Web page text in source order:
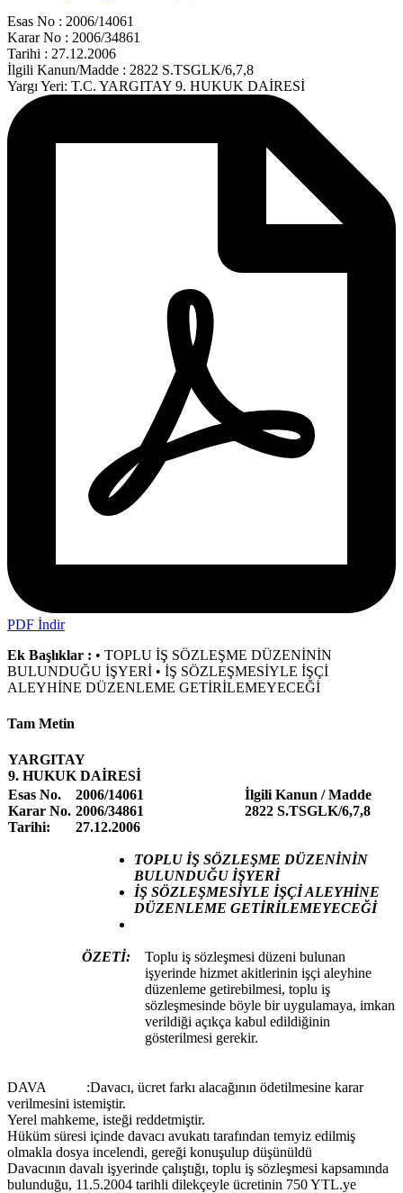
Esas No : 2006/14061
Karar No : 2006/34861
Tarihi : 27.12.2006
İlgili Kanun/Madde : 2822 S.TSGLK/6,7,8
Yargı Yeri: T.C. YARGITAY 9. HUKUK DAİRESİ
PDF İndir
Ek Başlıklar : • TOPLU İŞ SÖZLEŞME DÜZENİNİN
BULUNDUĞU İŞYERİ • İŞ SÖZLEŞMESİYLE İŞÇİ
ALEYHİNE DÜZENLEME GETİRİLEMEYECEĞİ
Tam Metin
YARGITAY
9. HUKUK DAİRESİ
Esas No.
Karar No.
Tarihi:
2006/14061
2006/34861
27.12.2006
İlgili Kanun / Madde
2822 S.TSGLK/6,7,8
TOPLU İŞ SÖZLEŞME DÜZENİNİN
BULUNDUĞU İŞYERİ
İŞ SÖZLEŞMESİYLE İŞÇİ ALEYHİNE
DÜZENLEME GETİRİLEMEYECEĞİ
ÖZETİ:
Toplu iş sözleşmesi düzeni bulunan
işyerinde hizmet akitlerinin işçi aleyhine
düzenleme getirebilmesi, toplu iş
sözleşmesinde böyle bir uygulamaya, imkan
verildiği açıkça kabul edildiğinin
gösterilmesi gerekir.
DAVA :Davacı, ücret farkı alacağının ödetilmesine karar
verilmesini istemiştir.
Yerel mahkeme, isteği reddetmiştir.
Hüküm süresi içinde davacı avukatı tarafından temyiz edilmiş
olmakla dosya incelendi, gereği konuşulup düşünüldü
Davacının davalı işyerinde çalıştığı, toplu iş sözleşmesi kapsamında
bulunduğu, 11.5.2004 tarihli dilekçeyle ücretinin 750 YTL.ye